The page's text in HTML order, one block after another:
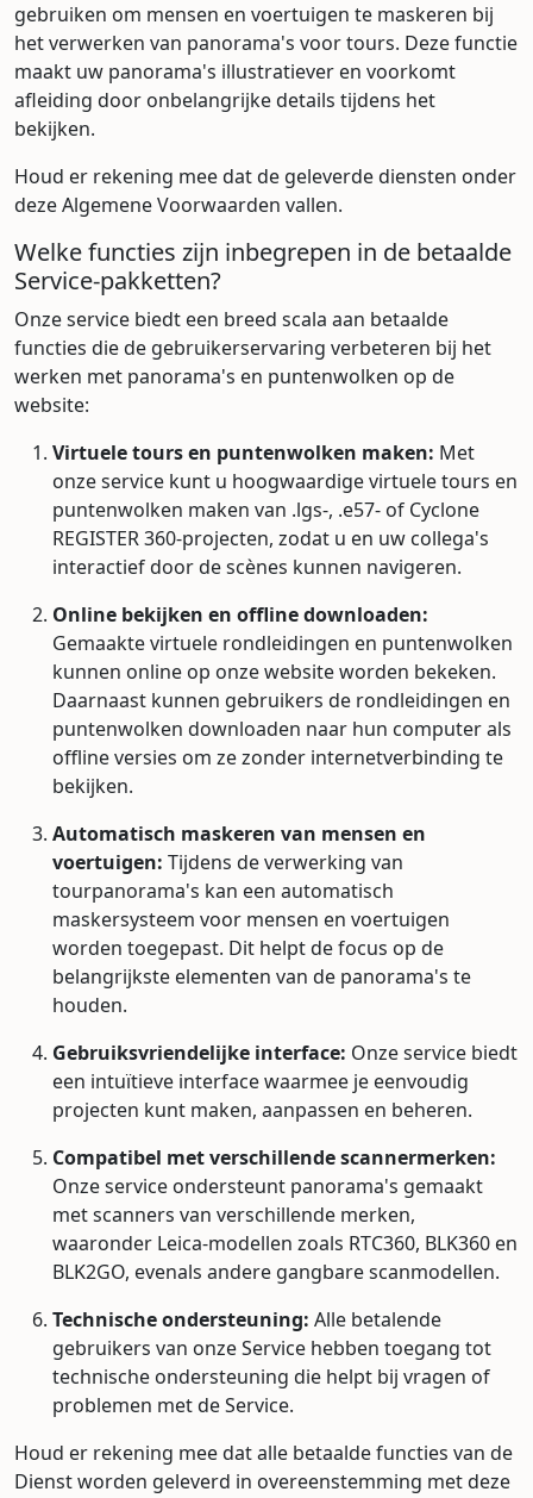
gebruiken om mensen en voertuigen te maskeren bij
het verwerken van panorama's voor tours. Deze functie
maakt uw panorama's illustratiever en voorkomt
afleiding door onbelangrijke details tijdens het
bekijken.
Houd er rekening mee dat de geleverde diensten onder
deze Algemene Voorwaarden vallen.
Welke functies zijn inbegrepen in de betaalde
Service-pakketten?
Onze service biedt een breed scala aan betaalde
functies die de gebruikerservaring verbeteren bij het
werken met panorama's en puntenwolken op de
website:
Virtuele tours en puntenwolken maken: Met
onze service kunt u hoogwaardige virtuele tours en
puntenwolken maken van .lgs-, .e57- of Cyclone
REGISTER 360-projecten, zodat u en uw collega's
interactief door de scènes kunnen navigeren.
Online bekijken en offline downloaden:
Gemaakte virtuele rondleidingen en puntenwolken
kunnen online op onze website worden bekeken.
Daarnaast kunnen gebruikers de rondleidingen en
puntenwolken downloaden naar hun computer als
offline versies om ze zonder internetverbinding te
bekijken.
Automatisch maskeren van mensen en
voertuigen: Tijdens de verwerking van
tourpanorama's kan een automatisch
maskersysteem voor mensen en voertuigen
worden toegepast. Dit helpt de focus op de
belangrijkste elementen van de panorama's te
houden.
Gebruiksvriendelijke interface: Onze service biedt
een intuïtieve interface waarmee je eenvoudig
projecten kunt maken, aanpassen en beheren.
Compatibel met verschillende scannermerken:
Onze service ondersteunt panorama's gemaakt
met scanners van verschillende merken,
waaronder Leica-modellen zoals RTC360, BLK360 en
BLK2GO, evenals andere gangbare scanmodellen.
Technische ondersteuning: Alle betalende
gebruikers van onze Service hebben toegang tot
technische ondersteuning die helpt bij vragen of
problemen met de Service.
Houd er rekening mee dat alle betaalde functies van de
Dienst worden geleverd in overeenstemming met deze